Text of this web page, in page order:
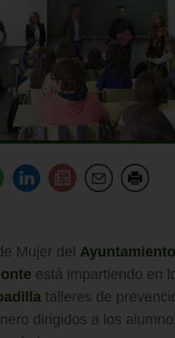
Mujer del
está impartiendo en
talleres de
dirigidos a los